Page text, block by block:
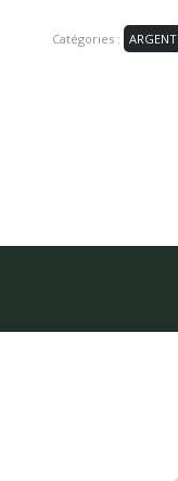
Catégories : ARGENT